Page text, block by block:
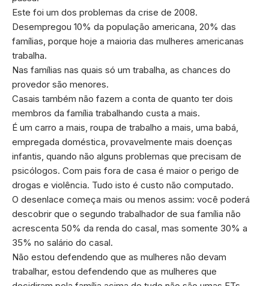
Este foi um dos problemas da crise de 2008.
Desempregou 10% da população americana, 20% das
famílias, porque hoje a maioria das mulheres americanas
trabalha.
Nas famílias nas quais só um trabalha, as chances do
provedor são menores.
Casais também não fazem a conta de quanto ter dois
membros da família trabalhando custa a mais.
É um carro a mais, roupa de trabalho a mais, uma babá,
empregada doméstica, provavelmente mais doenças
infantis, quando não alguns problemas que precisam de
psicólogos. Com pais fora de casa é maior o perigo de
drogas e violência. Tudo isto é custo não computado.
O desenlace começa mais ou menos assim: você poderá
descobrir que o segundo trabalhador de sua família não
acrescenta 50% da renda do casal, mas somente 30% a
35% no salário do casal.
Não estou defendendo que as mulheres não devam
trabalhar, estou defendendo que as mulheres que